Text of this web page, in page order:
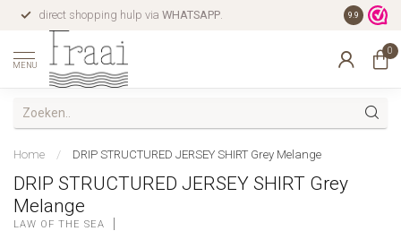
direct shopping hulp via WHATSAPP. gratis
9.9
MENU
0
Home / DRIP STRUCTURED JERSEY SHIRT Grey Melange
DRIP STRUCTURED JERSEY SHIRT Grey
Melange
LAW OF THE SEA